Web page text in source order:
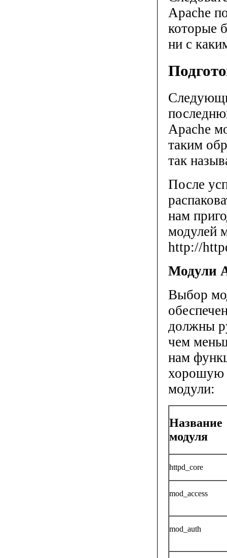
Apache
которые
ни с
Apache
таким
так
После
нам
модулей
http://
Модули
Выбор
должны
чем
нам
хорошую
модули:
Название
модуля
httpd_core
mod_access
mod_auth